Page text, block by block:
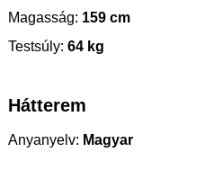
Magasság: 159 cm
Testsúly: 64 kg
Hátterem
Anyanyelv: Magyar